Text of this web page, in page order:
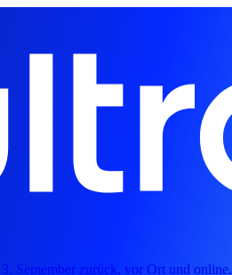
September zurück, vor Ort und online.